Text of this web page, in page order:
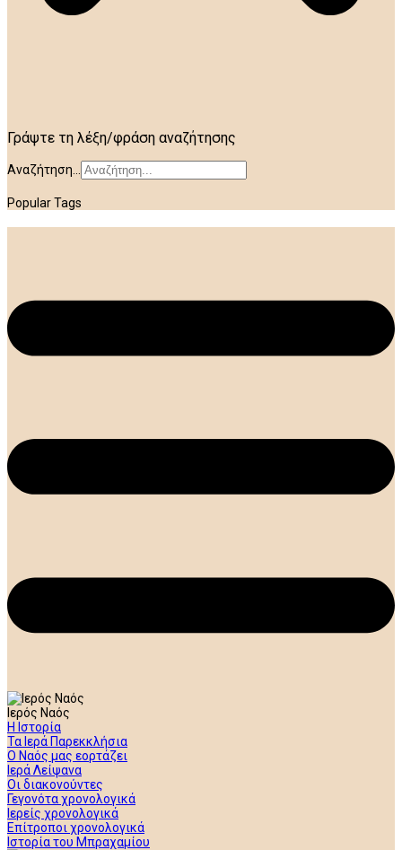
Γράψτε τη λέξη/φράση αναζήτησης
Αναζήτηση...
Popular Tags
Ιερός Ναός
Η Ιστορία
Τα Ιερά Παρεκκλήσια
Ο Ναός μας εορτάζει
Ιερά Λείψανα
Οι διακονούντες
Γεγονότα χρονολογικά
Ιερείς χρονολογικά
Επίτροποι χρονολογικά
Ιστορία του Μπραχαμίου